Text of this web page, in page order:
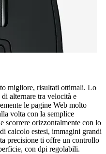
migliore, risultati ottimali. Lo
alternare tra velocità e
le pagine Web molto
volta con la semplice
scorrere orizzontalmente con lo
calcolo estesi, immagini grandi
precisione ti offre un controllo
con dpi regolabili.